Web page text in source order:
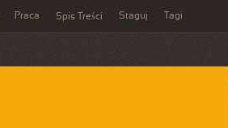
Praca Spis Treści Staguj Tagi